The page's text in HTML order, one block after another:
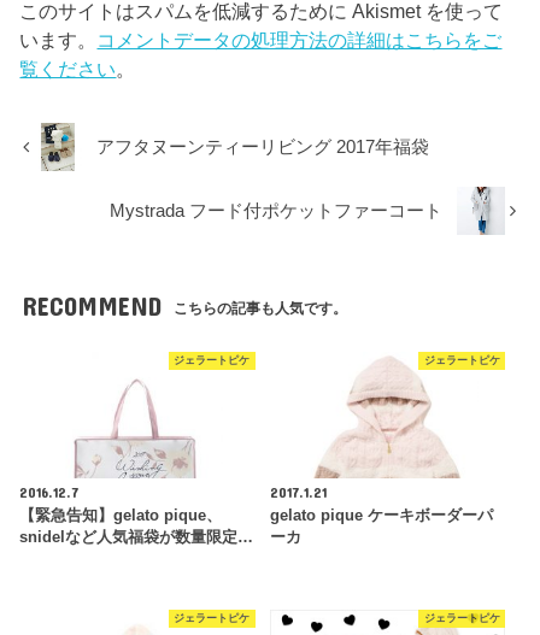
このサイトはスパムを低減するために Akismet を使って
います。 コメントデータの処理方法の詳細はこちらをご
覧ください。
アフタヌーンティーリビング 2017年福袋
Mystrada フード付ポケットファーコート
RECOMMEND こちらの記事も人気です。
ジェラートピケ
2016.12.7
【緊急告知】gelato pique、
snidelなど人気福袋が数量限定…
ジェラートピケ
2017.1.21
gelato pique ケーキボーダーパ
ーカ
ジェラートピケ ジェラートピケ